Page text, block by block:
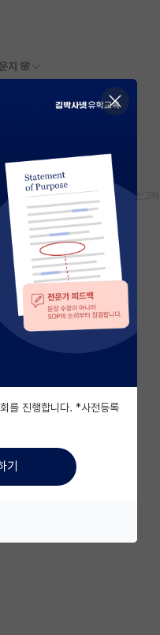
지 🌸
스크랩 신고
를 진행합니다. *사전등록
기